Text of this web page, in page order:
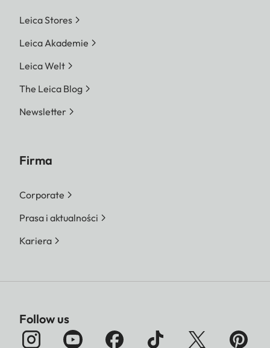
Leica Stores
Leica Akademie
Leica Welt
The Leica Blog
Newsletter
Firma
Corporate
Prasa i aktualności
Kariera
Follow us